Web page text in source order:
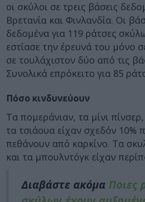
οι σκύλοι σε τρεις βάσεις
Βρετανία και Φινλανδία. Οι
δεδομένα για 119 ράτσες
εστίασε την έρευνά του μόνο
σε τουλάχιστον δύο από τις
Συνολικά επρόκειτο για 85
Πόσο κινδυνεύουν
Τα πομεράνιαν, τα μίνι
τα τσιάουα είχαν σχεδόν 10%
πεθάνουν από καρκίνο. Τα
και τα μπουλντόγκ είχαν
Διαβάστε ακόμα Ποιες